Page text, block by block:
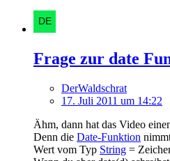
Frage zur date
DerWaldschrat
17. Juli 2011 um 14:22
Ähm, dann hat das Video
Denn die Date-Funktion
Wert vom Typ String =